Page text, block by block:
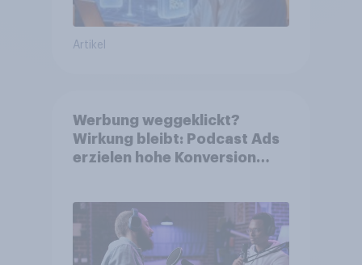
Artikel
Werbung weggeklickt?
Wirkung bleibt: Podcast Ads
erzielen hohe Konversion